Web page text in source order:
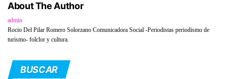
About The Author
admin
Rocio Del Pilar Romero Solorzano Comunicadora Social -Periodistas periodismo de
turismo- folclor y cultura.
BUSCAR